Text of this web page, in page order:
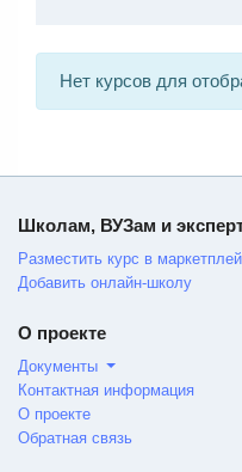
Нет курсов для
Школам, ВУЗам и
Разместить курс в
Добавить онлайн-школу
О проекте
Документы
Контактная информация
О проекте
Обратная связь